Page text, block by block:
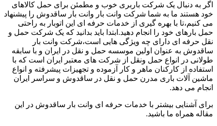
اگر به دنبال یک شرکت باربری خوب و مطمئن برای حمل کالاهای
خود هستند ما به شما شرکت وانت بار وانت بار ساقدوش را پیشنهاد
می کنیم،تا با بهره گیری از خدمات حرفه ای این اتوبار به راحتی
حمل بارهای خود را انجام دهید.ابتدا باید بدانید که یک شرکت حمل و
نقل حرفه ای دارای چه ویژگی هایی است،شرکت وانت بار
ساقدوش به عنوان اولین موسسه حمل و نقل در ایران و با سابقه
طولانی در انواع حمل ونقل از شرکت های معتبر ایران است که با
استفاده از کارکنان ماهر و کار آزموده و تجهیزات پیشرفته و انواع
ماشین آلات باری مدرن حمل و نقل در ساقدوش و سراسر ایران
انجام می دهد.
برای آشنایی بیشتر با خدمات حرفه ای وانت بار ساقدوش در این
مقاله همراه ما باشید.